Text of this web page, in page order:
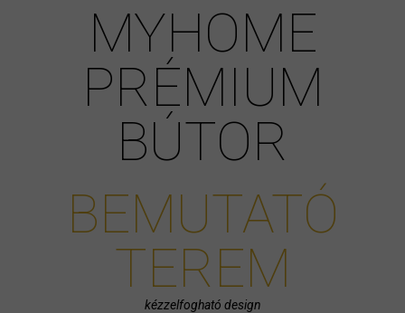
MYHOME
PRÉMIUM
BÚTOR
BEMUTATÓ
TEREM
kézzelfogható design